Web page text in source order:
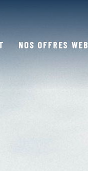
NOS OFFRES WEB